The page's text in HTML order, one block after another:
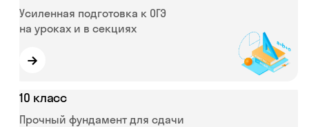
Усиленная подготовка к ОГЭ
на уроках и в секциях
→
10 класс
Прочный фундамент для сдачи